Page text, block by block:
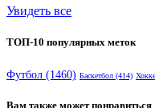
Увидеть все
ТОП-10 популярных меток
Футбол (1460) Баскетбол (414)
Вам также может понравиться